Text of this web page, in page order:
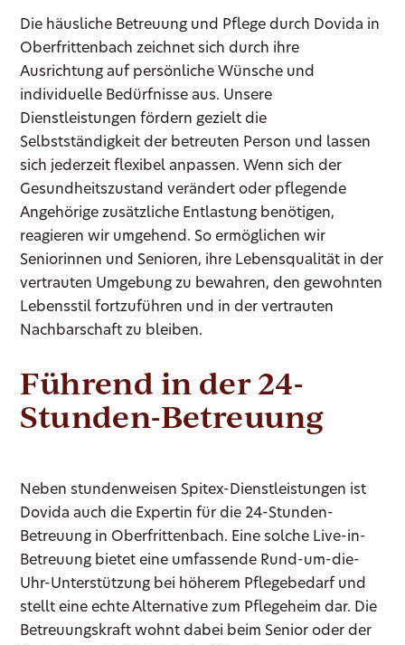
Die häusliche Betreuung und Pflege durch Dovida in
Oberfrittenbach zeichnet sich durch ihre
Ausrichtung auf persönliche Wünsche und
individuelle Bedürfnisse aus. Unsere
Dienstleistungen fördern gezielt die
Selbstständigkeit der betreuten Person und lassen
sich jederzeit flexibel anpassen. Wenn sich der
Gesundheitszustand verändert oder pflegende
Angehörige zusätzliche Entlastung benötigen,
reagieren wir umgehend. So ermöglichen wir
Seniorinnen und Senioren, ihre Lebensqualität in der
vertrauten Umgebung zu bewahren, den gewohnten
Lebensstil fortzuführen und in der vertrauten
Nachbarschaft zu bleiben.
Führend in der 24-
Stunden-Betreuung
Neben stundenweisen Spitex-Dienstleistungen ist
Dovida auch die Expertin für die 24-Stunden-
Betreuung in Oberfrittenbach. Eine solche Live-in-
Betreuung bietet eine umfassende Rund-um-die-
Uhr-Unterstützung bei höherem Pflegebedarf und
stellt eine echte Alternative zum Pflegeheim dar. Die
Betreuungskraft wohnt dabei beim Senior oder der